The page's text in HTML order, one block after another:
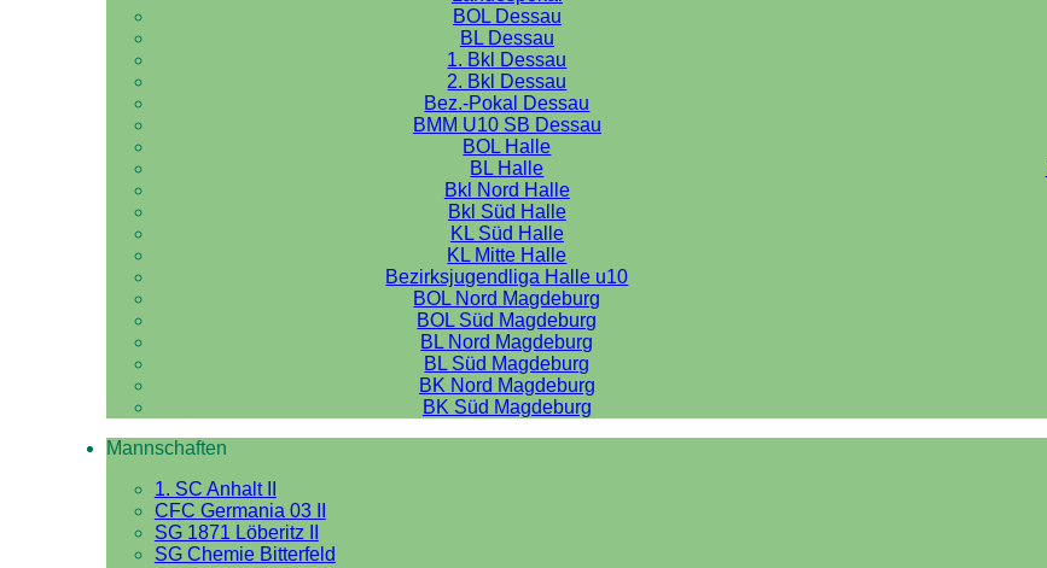
BOL Dessau
BL Dessau
1. Bkl Dessau
2. Bkl Dessau
Bez.-Pokal Dessau
BMM U10 SB Dessau
BOL Halle
BL Halle
Bkl Nord Halle
Bkl Süd Halle
KL Süd Halle
KL Mitte Halle
Bezirksjugendliga Halle u10
BOL Nord Magdeburg
BOL Süd Magdeburg
BL Nord Magdeburg
BL Süd Magdeburg
BK Nord Magdeburg
BK Süd Magdeburg
Mannschaften
1. SC Anhalt II
CFC Germania 03 II
SG 1871 Löberitz II
SG Chemie Bitterfeld